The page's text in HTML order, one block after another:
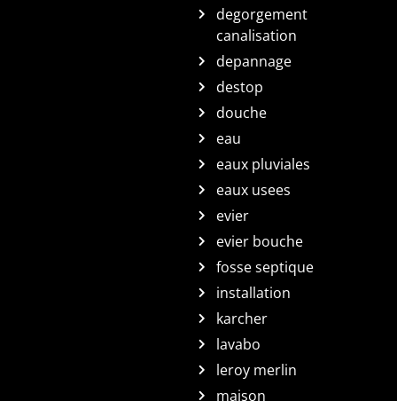
degorgement
canalisation
depannage
destop
douche
eau
eaux pluviales
eaux usees
evier
evier bouche
fosse septique
installation
karcher
lavabo
leroy merlin
maison